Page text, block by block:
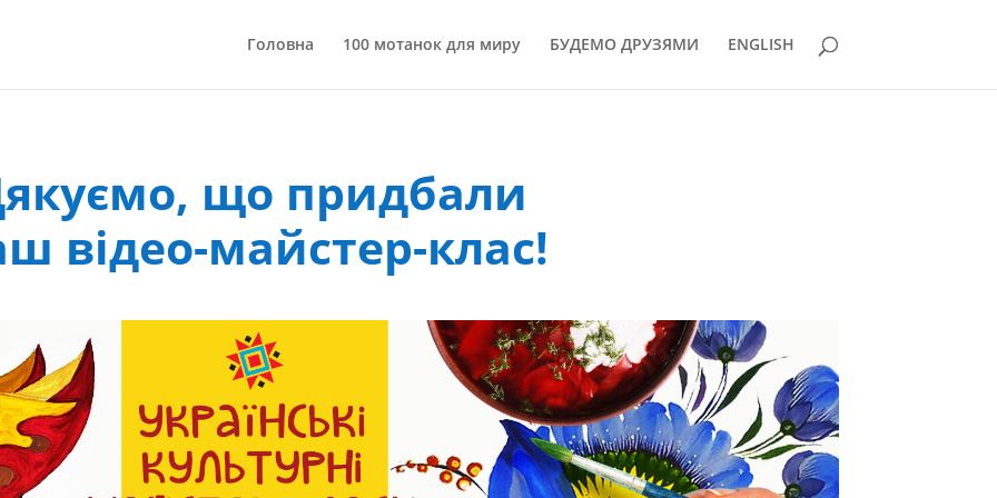
Головна 100 мотанок для миру БУДЕМО ДРУЗЯМИ ENGLISH
що придбали
відео-майстер-клас!